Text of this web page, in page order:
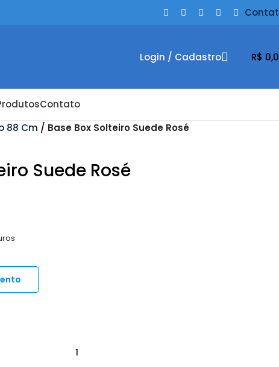
Login / Cadastro R$
Contato
88 Cm
Base Box Solteiro Suede Rosé
Suede Rosé